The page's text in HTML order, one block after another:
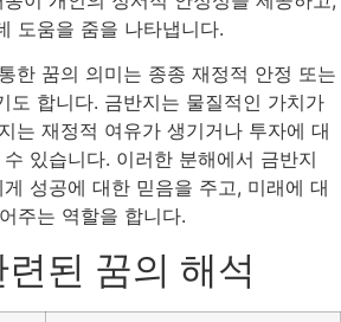
도움을 줌을 나타냅니다.
한 꿈의 의미는 종종 재정적 안정 또는
도 합니다. 금반지는 물질적인 가치가
는 재정적 여유가 생기거나 투자에 대
있습니다. 이러한 분해에서 금반지
성공에 대한 믿음을 주고, 미래에 대
주는 역할을 합니다.
된 꿈의 해석